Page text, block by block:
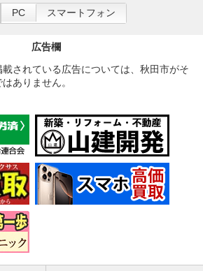
PC スマートフォン
広告欄
されている広告については、秋田市がそ
ありません。